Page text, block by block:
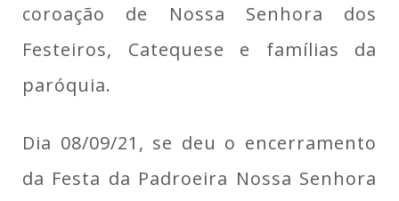
coroação de Nossa Senhora dos
Festeiros, Catequese e famílias da
paróquia.
Dia 08/09/21, se deu o encerramento
da Festa da Padroeira Nossa Senhora